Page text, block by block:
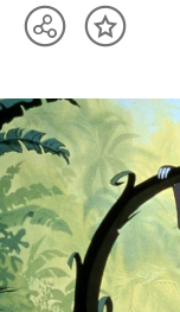
TeilenInhalt